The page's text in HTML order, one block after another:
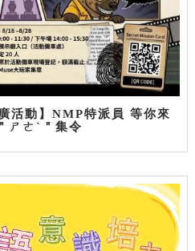
活動】NMP特派員 等你來
ㄕㄜˋ＂集令